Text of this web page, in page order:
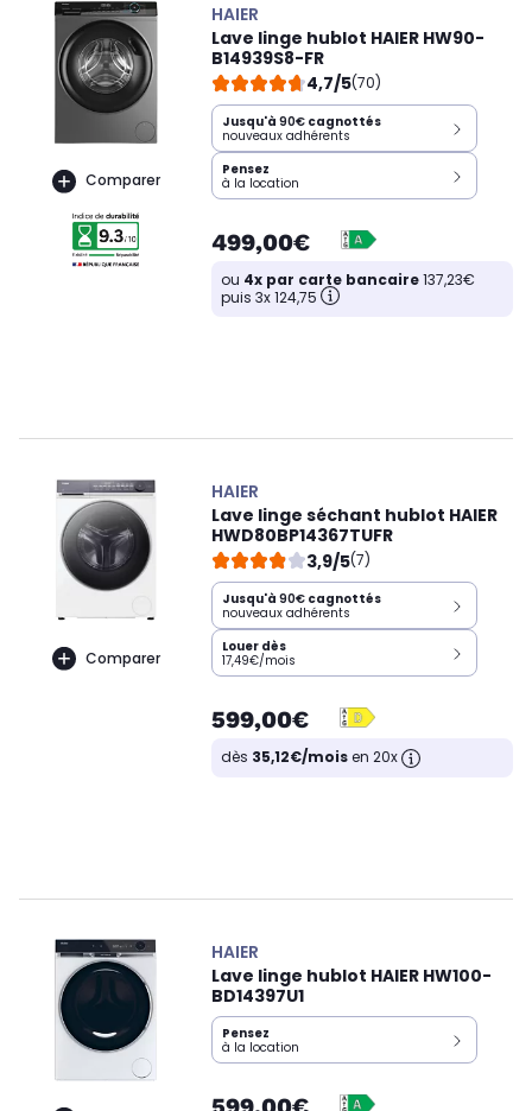
Comparer
HAIER
Lave linge hublot HAIER HW90-
B14939S8-FR
4,7/5(70)
Jusqu'à 90€ cagnottés
nouveaux adhérents
Pensez
à la location
499,00€
ou 4x par carte bancaire137,23€
puis 3x 124,75
Comparer
HAIER
Lave linge séchant hublot HAIER
HWD80BP14367TUFR
3,9/5(7)
Jusqu'à 90€ cagnottés
nouveaux adhérents
Louer dès
17,49€/mois
599,00€
dès 35,12€/moisen 20x
HAIER
Lave linge hublot HAIER HW100-
BD14397U1
Pensez
à la location